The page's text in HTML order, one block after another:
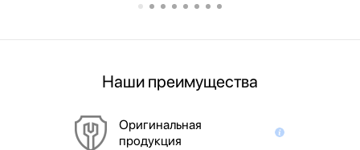
Наши преимущества
Оригинальная
продукция